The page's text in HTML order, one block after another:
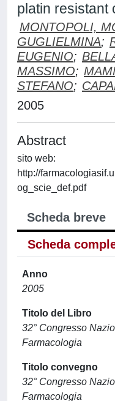
platin resistant
MONTOPOLI,
GUGLIELMINA;
EUGENIO;
MASSIMO;
STEFANO;
2005
Abstract
sito web:
http://
og_scie_def.pdf
Scheda breve
Scheda
Anno
2005
Titolo del Libro
32° Congresso
Farmacologia
Titolo convegno
32° Congresso
Farmacologia